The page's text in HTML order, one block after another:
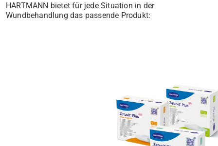
HARTMANN bietet für jede Situation in der
Wundbehandlung das passende Produkt: